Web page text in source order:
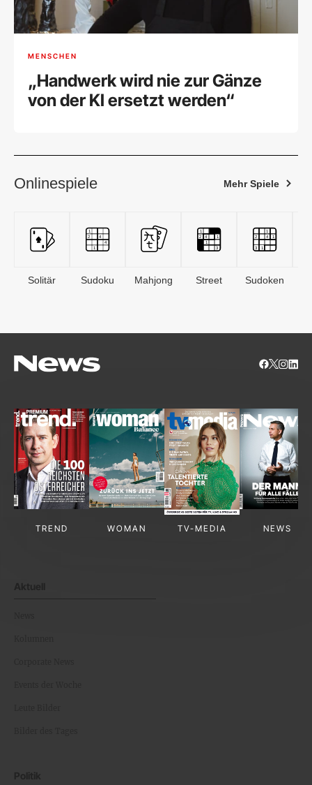
MENSCHEN
„Handwerk wird nie zur Gänze
von der KI ersetzt werden“
Onlinespiele Mehr Spiele
Solitär Sudoku Mahjong Street Sudoken
TREND WOMAN TV-MEDIA NEWS